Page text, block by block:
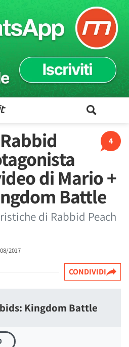
4
di Mario +
Battle
di Rabbid Peach
2017
CONDIVIDI
Kingdom Battle